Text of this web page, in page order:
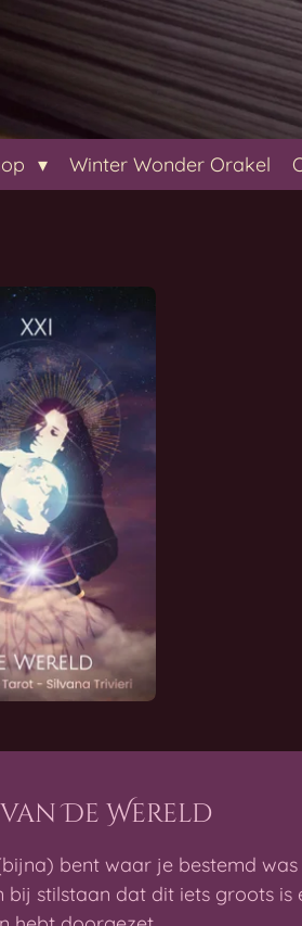
Winter Wonder Orakel
De Wereld
bent waar je bestemd
stilstaan dat dit iets groots